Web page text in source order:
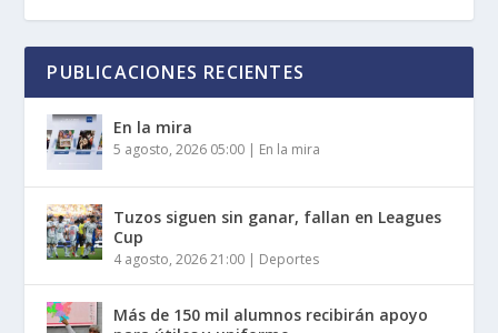
PUBLICACIONES RECIENTES
En la mira
5 agosto, 2026 05:00 | En la mira
Tuzos siguen sin ganar, fallan en Leagues
Cup
4 agosto, 2026 21:00 | Deportes
Más de 150 mil alumnos recibirán apoyo